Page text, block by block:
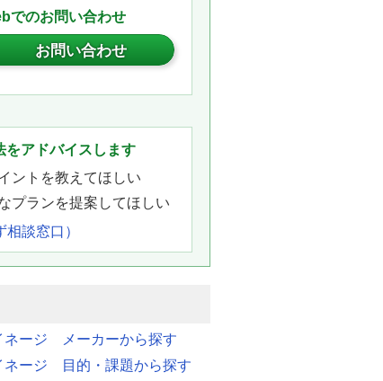
でのお問い合わせ
お問い合わせ
をアドバイスします
ントを教えてほしい
プランを提案してほしい
談窓口）
ネージ メーカーから探す
ネージ 目的・課題から探す